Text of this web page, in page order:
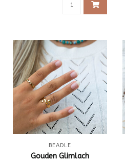
BEADLE
Gouden Glimlach